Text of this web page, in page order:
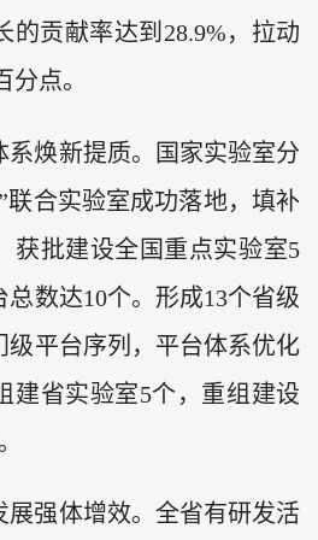
的贡献率达到28.9%，拉动
分点。
系焕新提质。国家实验室分
联合实验室成功落地，填补
获批建设全国重点实验室5
数达10个。形成13个省级
级平台序列，平台体系优化
建省实验室5个，重组建设
展强体增效。全省有研发活